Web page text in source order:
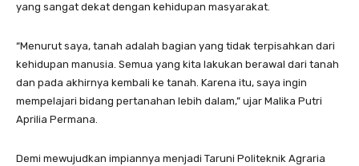
yang sangat dekat dengan kehidupan masyarakat.
“Menurut saya, tanah adalah bagian yang tidak terpisahkan dari
kehidupan manusia. Semua yang kita lakukan berawal dari tanah
dan pada akhirnya kembali ke tanah. Karena itu, saya ingin
mempelajari bidang pertanahan lebih dalam,” ujar Malika Putri
Aprilia Permana.
Demi mewujudkan impiannya menjadi Taruni Politeknik Agraria